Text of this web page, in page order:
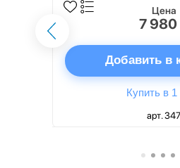
Цена
7 980
Добавить в
Купить в 1
арт. 347